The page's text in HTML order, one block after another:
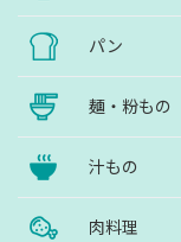
パン
麺・粉もの
汁もの
肉料理